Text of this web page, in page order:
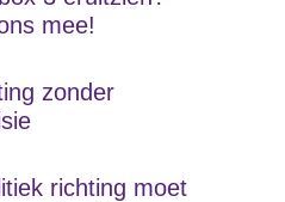
mee!
zonder
richting moet